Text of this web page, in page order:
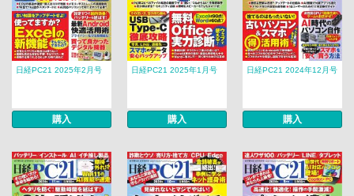
日経PC21 2025年2月号
購入
日経PC21 2025年1月号
購入
日経PC21 2024年12月号
購入